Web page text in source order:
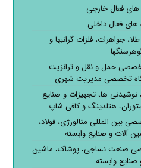
های فعال خارجی
های فعال داخلی
جواهرات، فلزات گرانبها و
حمل و نقل و ترانزیت
تخصصی مدیریت شهری
نوشیدنی ها، تجهیزات و صنایع
هتلدینگ و کافی شاپ
بین المللی متالورژی، فولاد،
آلات و صنایع وابسته
صنعت نساجی، پوشاک، ماشین
صنایع وابسته